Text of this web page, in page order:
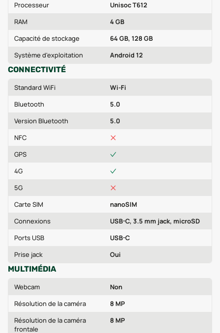
Processeur
Unisoc T612
RAM
4 GB
Capacité de stockage
64 GB, 128 GB
Système d'exploitation
Android 12
CONNECTIVITÉ
Standard WiFi
Wi‑Fi
Bluetooth
5.0
Version Bluetooth
5.0
NFC
GPS
4G
5G
Carte SIM
nanoSIM
Connexions
USB-C, 3.5 mm jack, microSD
Ports USB
USB-C
Prise jack
Oui
MULTIMÉDIA
Webcam
Non
Résolution de la caméra
8 MP
Résolution de la caméra
frontale
8 MP